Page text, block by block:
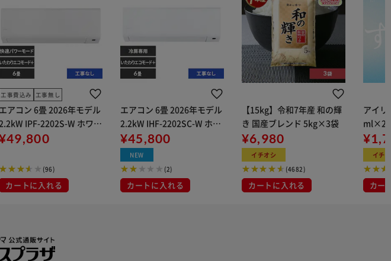
工事費込み 工事無し
エアコン 6畳 2026年モデル
2.2kW IPF-2202S-W ホワイ
(96)
カートに入れる
エアコン 6畳 2026年モデル
2.2kW IHF-2202SC-W ホワ
イト
¥45,800
NEW
(2)
カートに入れる
【15kg】令和7年産 和の輝
き 国産ブレンド 5kg×3袋
¥6,980
イチオシ
(4682)
カートに入れる
アイリ
ml×24
用
イチ
カー